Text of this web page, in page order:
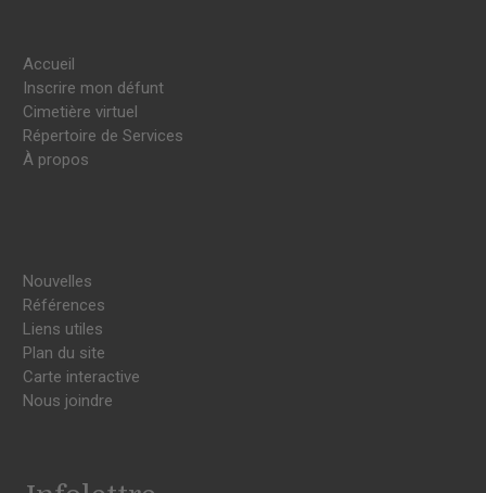
Accueil
Inscrire mon défunt
Cimetière virtuel
Répertoire de Services
À propos
Nouvelles
Références
Liens utiles
Plan du site
Carte interactive
Nous joindre